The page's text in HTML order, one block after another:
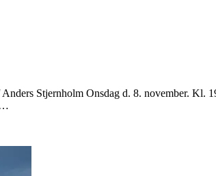
Stjernholm Onsdag d. 8. november.
…